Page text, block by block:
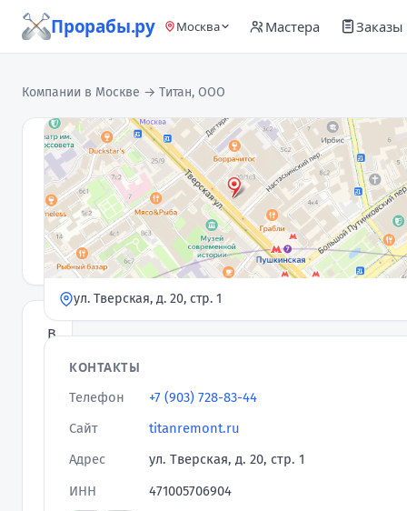
Прорабы.ру Москва Мастера Заказы
Компании в Москве → Титан, ООО
Титан,
ООО
Компания
★5,0
· 3
отзыва
В
работы
работаем
ул. Тверская, д. 20, стр. 1
КОНТАКТЫ
Телефон
+7 (903) 728-83-44
Сайт
titanremont.ru
Адрес
ул. Тверская, д. 20, стр. 1
ИНН
471005706904